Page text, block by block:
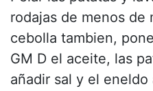
rodajas de menos
cebolla tambien,
GM D el aceite, las
añadir sal y el